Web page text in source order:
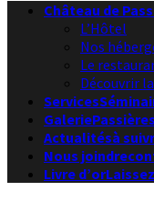
Château de
L’Hôtel
Nos
Le
Découvrir
Services
Galerie
Actualitésà
Nous joindre
Livre d’or